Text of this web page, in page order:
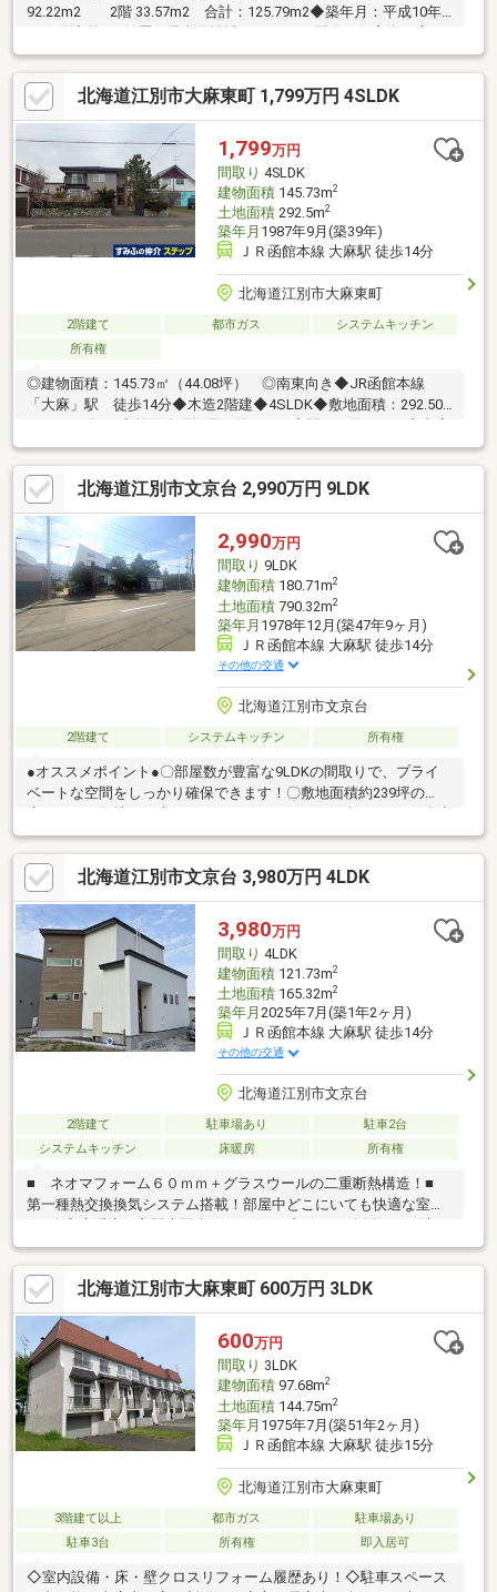
92.22m2 2階 33.57m2 合計：125.79m2◆築年月：平成10年
っております。◆接道：南西側8.0m《ライフインフォメーショ
ン》◆ホクレンショップFoodFarm大麻北町店 徒歩4分（約
310m）◆ツルハドラッグ江別住吉店 徒歩6分（約480m）◆セ
ブンイレブン江別大麻北町店 徒歩5分（約340m）◆大麻泉小学
校 徒歩12分（約900m）◆大麻東中学校 徒歩11分（約850m）
◆東大麻1号緑地公園 徒歩2分（約110m）
北海道江別市大麻東町 1,799万円 4SLDK
1,799万円
間取り 4SLDK
建物面積145.73m2
土地面積292.5m2
築年月 1987年9月(築39年)
ＪＲ函館本線 大麻駅 徒歩14分
北海道江別市大麻東町
2階建て 都市ガス
システムキッチン
所有権
◎建物面積：145.73㎡（44.08坪） ◎南東向き◆JR函館本線
「大麻」駅 徒歩14分◆木造2階建◆4SLDK◆敷地面積：292.50
あり（車種による）◆庭あり◆閑静な住宅エリア◇設備・仕様・
構造・LDK約25.0帖 床暖房あり・全室約6.0帖以上・日当たり、
風通し良好・TVモニター付インターホン・IH、システムキッチ
ン・浴室1坪・玄関吹き抜け・納戸あり・1、2階にトイレあり・
床下収納あり
北海道江別市文京台 2,990万円 9LDK
2,990万円
間取り 9LDK
建物面積180.71m2
土地面積790.32m2
築年月 1978年12月(築47年9ヶ月)
ＪＲ函館本線 大麻駅 徒歩14分
その他の交通
北海道江別市文京台
2階建て システムキッチン 所有権
●オススメポイント●〇部屋数が豊富な9LDKの間取りで、プライ
ベートな空間をしっかり確保できます！〇敷地面積約239坪の
家族や二世帯でのご同居にもゆとりをもって対応できる広々とし
た住空間です！〇建物面積約180㎡のゆとりある室内！趣味の部
屋やリモートワーク部屋も作れます！〇日当たりの良いお庭や駐
車スペースも確保された、ゆったり過ごせる一戸建てです♪お気軽
にお問合せくださいませ♪
北海道江別市文京台 3,980万円 4LDK
3,980万円
間取り 4LDK
建物面積121.73m2
土地面積165.32m2
築年月 2025年7月(築1年2ヶ月)
ＪＲ函館本線 大麻駅 徒歩14分
その他の交通
北海道江別市文京台
2階建て 駐車場あり
駐車2台
システムキッチン
床暖房 所有権
■ ネオマフォーム６０ｍｍ＋グラスウールの二重断熱構造！■
第一種熱交換換気システム搭載！部屋中どこにいても快適な室温
ールレンジフード搭載！■ 駐車スペースも２台分可能！■ 玄関
ドアはファノーバ電気錠搭載！■ ハイブリッド給湯暖房システ
ム「ヴィヴィッド」採用！
北海道江別市大麻東町 600万円 3LDK
600万円
間取り 3LDK
建物面積97.68m2
土地面積144.75m2
築年月 1975年7月(築51年2ヶ月)
ＪＲ函館本線 大麻駅 徒歩15分
北海道江別市大麻東町
3階建て以上 都市ガス
駐車場あり
駐車3台
所有権 即入居可
◇室内設備・床・壁クロスリフォーム履歴あり！◇駐車スペース